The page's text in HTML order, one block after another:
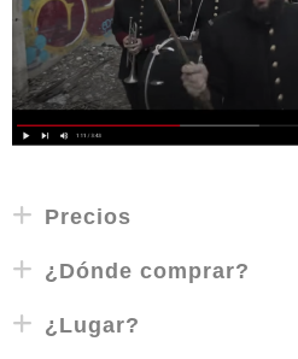
Precios
¿Dónde comprar?
¿Lugar?